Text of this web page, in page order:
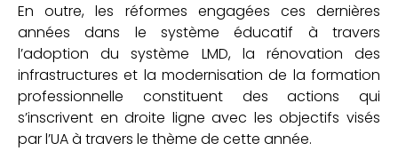
En outre, les réformes engagées ces dernières
années dans le système éducatif à travers
l’adoption du système LMD, la rénovation des
infrastructures et la modernisation de la formation
professionnelle constituent des actions qui
s’inscrivent en droite ligne avec les objectifs visés
par l’UA à travers le thème de cette année.